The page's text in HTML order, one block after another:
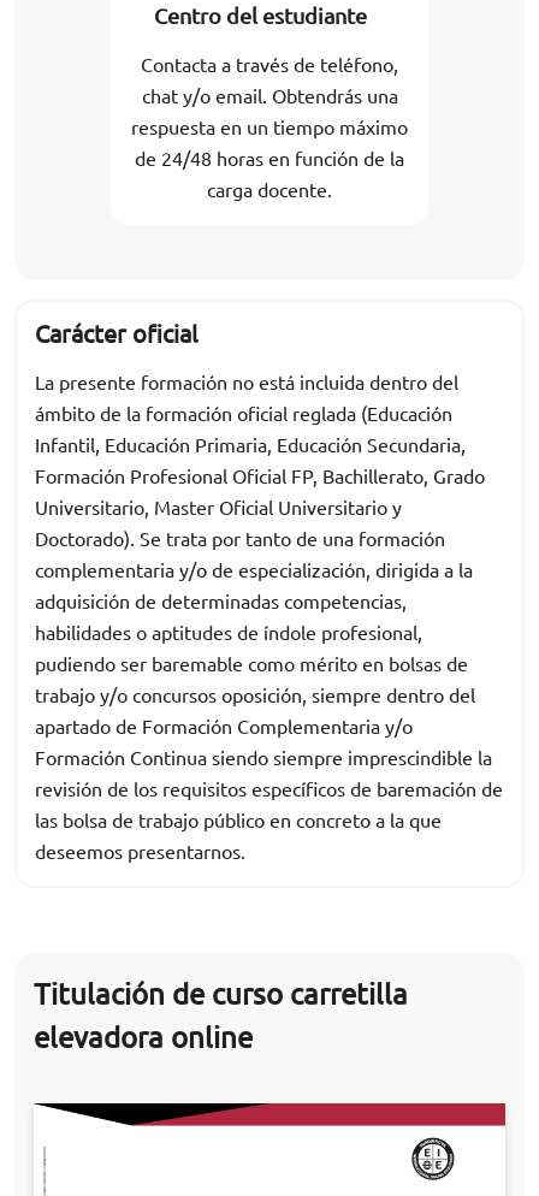
Centro del estudiante
Contacta a través de teléfono,
chat y/o email. Obtendrás una
respuesta en un tiempo máximo
de 24/48 horas en función de la
carga docente.
Carácter oficial
La presente formación no está incluida dentro del
ámbito de la formación oficial reglada (Educación
Infantil, Educación Primaria, Educación Secundaria,
Formación Profesional Oficial FP, Bachillerato, Grado
Universitario, Master Oficial Universitario y
Doctorado). Se trata por tanto de una formación
complementaria y/o de especialización, dirigida a la
adquisición de determinadas competencias,
habilidades o aptitudes de índole profesional,
pudiendo ser baremable como mérito en bolsas de
trabajo y/o concursos oposición, siempre dentro del
apartado de Formación Complementaria y/o
Formación Continua siendo siempre imprescindible la
revisión de los requisitos específicos de baremación de
las bolsa de trabajo público en concreto a la que
deseemos presentarnos.
Titulación de curso carretilla
elevadora online